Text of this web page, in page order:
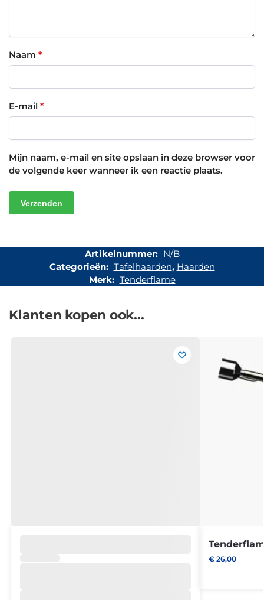
Naam *
E-mail *
Mijn naam, e-mail en site opslaan in deze browser voor
de volgende keer wanneer ik een reactie plaats.
Artikelnummer: N/B
Categorieën: Tafelhaarden, Haarden
Merk: Tenderflame
Klanten kopen ook...
€26,00